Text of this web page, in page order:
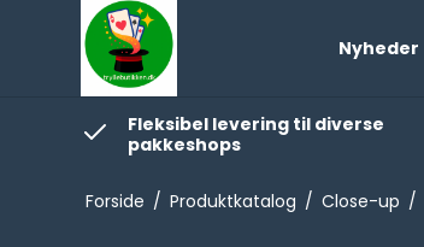
Nyheder
Fleksibel levering til diverse
pakkeshops
Forside / Produktkatalog / Close-up /